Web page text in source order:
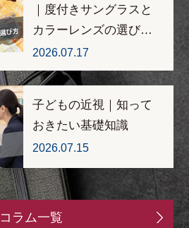
｜度付きサングラスと
カラーレンズの選び…
2026.07.17
子どもの近視｜知って
おきたい基礎知識
2026.07.15
コラム一覧